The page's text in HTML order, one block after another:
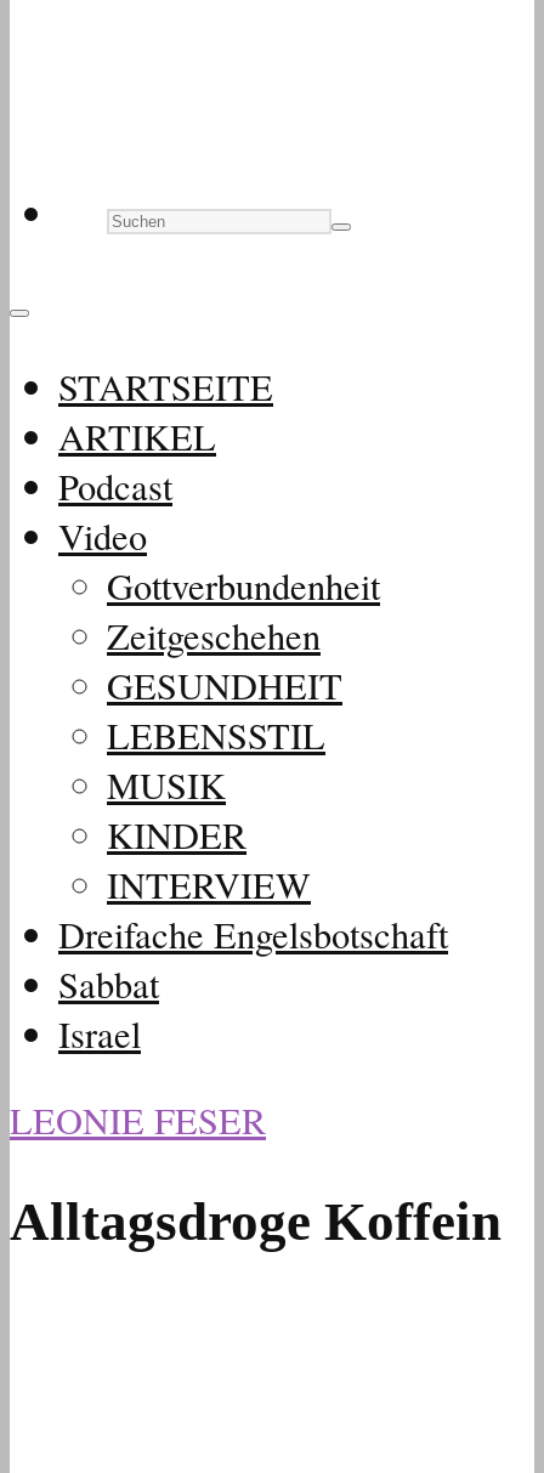
STARTSEITE
ARTIKEL
Podcast
Video
Gottverbundenheit
Zeitgeschehen
GESUNDHEIT
LEBENSSTIL
MUSIK
KINDER
INTERVIEW
Dreifache Engelsbotschaft
Sabbat
Israel
LEONIE FESER
Alltagsdroge Koffein